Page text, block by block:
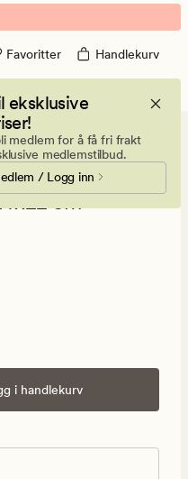
Favoritter Handlekurv
eksklusive
medlem for å få fri frakt
medlemstilbud.
/ Logg inn
3
en
5
cm
i handlekurv